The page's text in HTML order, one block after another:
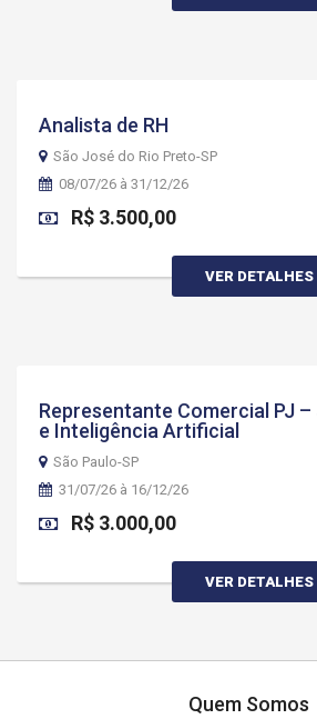
Analista de RH
São José do Rio Preto-SP
08/07/26 à 31/12/26
R$ 3.500,00
VER DETALHES
Representante Comercial PJ
e Inteligência Artificial
São Paulo-SP
31/07/26 à 16/12/26
R$ 3.000,00
VER DETALHES
Quem Somos